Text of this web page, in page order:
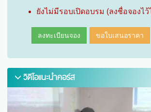
ยังไม่มีรอบเปิดอบรม (ลงชื่อจองไว้
ลงทะเบียนจอง ขอใบเสนอราคา
วิดีโอแนะนำคอร์ส